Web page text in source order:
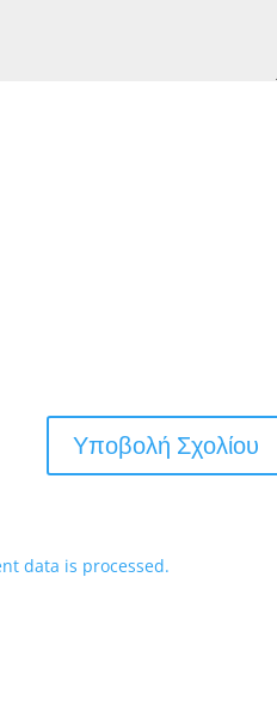
data is processed.